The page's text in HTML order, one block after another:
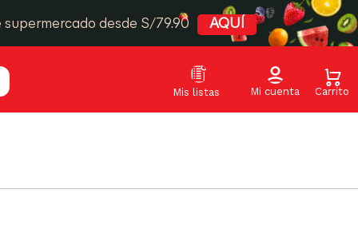
desde S/79.90 AQUÍ